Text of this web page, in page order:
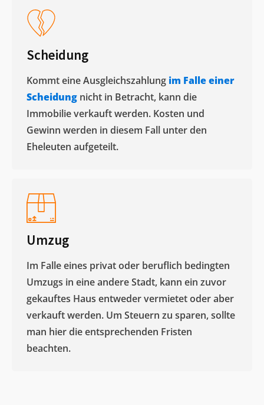
Scheidung
Kommt eine Ausgleichszahlung im Falle einer
Scheidung nicht in Betracht, kann die
Immobilie verkauft werden. Kosten und
Gewinn werden in diesem Fall unter den
Eheleuten aufgeteilt.​
Umzug
Im Falle eines privat oder beruflich bedingten
Umzugs in eine andere Stadt, kann ein zuvor
gekauftes Haus entweder vermietet oder aber
verkauft werden. Um Steuern zu sparen, sollte
man hier die entsprechenden Fristen
beachten.